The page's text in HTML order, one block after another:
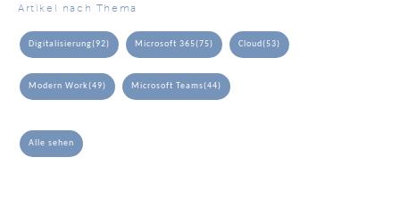
Artikel nach Thema
Digitalisierung(92) Microsoft 365(75) Cloud(53)
Modern Work(49) Microsoft Teams(44)
Alle sehen